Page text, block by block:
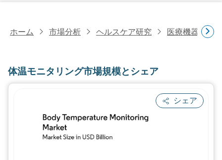
ホーム 市場分析 ヘルスケア研究 医療機器研究
体温モニタリング市場規模とシェア
シェア